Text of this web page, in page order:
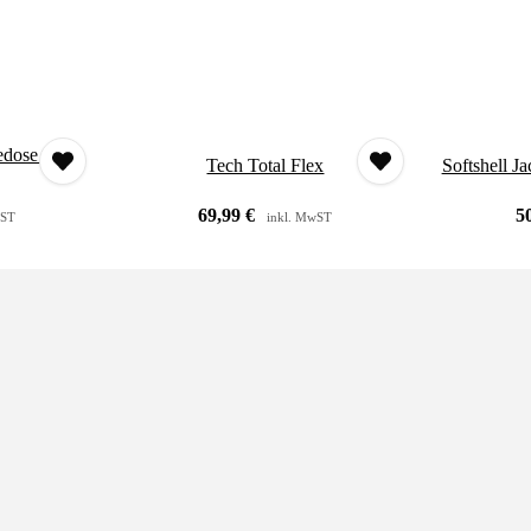
für
Tech Total Flex
69,99€ inkl. MwST
Softshell